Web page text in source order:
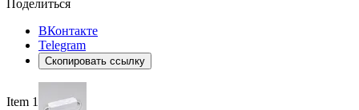
Поделиться
ВКонтакте
Telegram
Скопировать ссылку
Item 1 of 2